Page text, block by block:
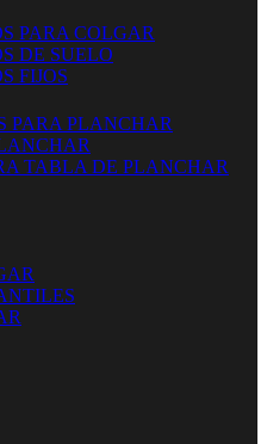
PARA COLGAR
DE SUELO
FIJOS
PARA PLANCHAR
TABLA DE PLANCHAR